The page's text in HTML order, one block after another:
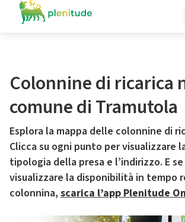
Colonnine di ricarica
comune di Tramutola
Esplora la mappa delle colonnine di
Clicca su ogni punto per visualizzare
tipologia della presa e l’indirizzo. E
visualizzare la disponibilità in tempo
colonnina, scarica l’app Plenitude